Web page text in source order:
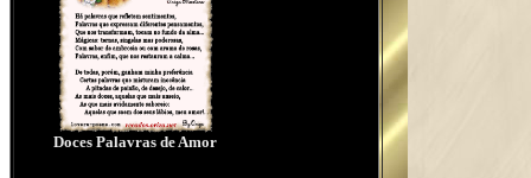
Doces Palavras de Amor